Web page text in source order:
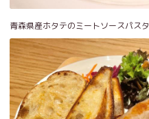
青森県産ホタテのミートソースパスタ